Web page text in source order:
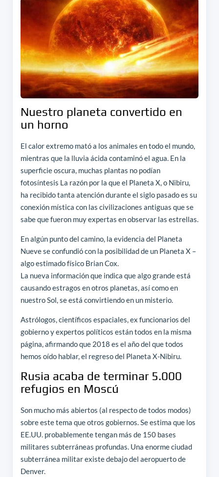
Nuestro planeta convertido en
un horno
El calor extremo mató a los animales en todo el mundo,
mientras que la lluvia ácida contaminó el agua. En la
superficie oscura, muchas plantas no podían
fotosíntesis La razón por la que el Planeta X, o Nibiru,
ha recibido tanta atención durante el siglo pasado es su
conexión mística con las civilizaciones antiguas que se
sabe que fueron muy expertas en observar las estrellas.
En algún punto del camino, la evidencia del Planeta
Nueve se confundió con la posibilidad de un Planeta X –
algo estimado físico Brian Cox.
La nueva información que indica que algo grande está
causando estragos en otros planetas, así como en
nuestro Sol, se está convirtiendo en un misterio.
Astrólogos, científicos espaciales, ex funcionarios del
gobierno y expertos políticos están todos en la misma
página, afirmando que 2018 es el año del que todos
hemos oído hablar, el regreso del Planeta X-Nibiru.
Rusia acaba de terminar 5.000
refugios en Moscú
Son mucho más abiertos (al respecto de todos modos)
sobre este tema que otros gobiernos. Se estima que los
EE.UU. probablemente tengan más de 150 bases
militares subterráneas profundas. Una enorme ciudad
subterránea militar existe debajo del aeropuerto de
Denver.